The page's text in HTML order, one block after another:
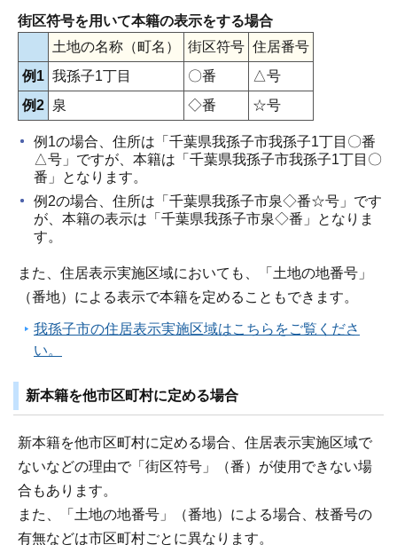
街区符号を用いて本籍の表示をする場合
土地の名称（町名）
街区符号 住居番号
例1 我孫子1丁目 〇番
△号
例2 泉 ◇番 ☆号
例1の場合、住所は「千葉県我孫子市我孫子1丁目〇番
△号」ですが、本籍は「千葉県我孫子市我孫子1丁目〇
番」となります。
例2の場合、住所は「千葉県我孫子市泉◇番☆号」です
が、本籍の表示は「千葉県我孫子市泉◇番」となりま
す。
また、住居表示実施区域においても、「土地の地番号」
（番地）による表示で本籍を定めることもできます。
我孫子市の住居表示実施区域はこちらをご覧くださ
い。
新本籍を他市区町村に定める場合
新本籍を他市区町村に定める場合、住居表示実施区域で
ないなどの理由で「街区符号」（番）が使用できない場
合もあります。
また、「土地の地番号」（番地）による場合、枝番号の
有無などは市区町村ごとに異なります。